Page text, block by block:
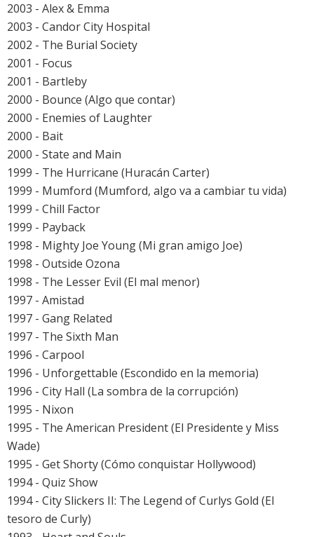
2003 - Alex & Emma
2003 - Candor City Hospital
2002 - The Burial Society
2001 - Focus
2001 - Bartleby
2000 - Bounce (Algo que contar)
2000 - Enemies of Laughter
2000 - Bait
2000 - State and Main
1999 - The Hurricane (Huracán Carter)
1999 - Mumford (Mumford, algo va a cambiar tu vida)
1999 - Chill Factor
1999 - Payback
1998 - Mighty Joe Young (Mi gran amigo Joe)
1998 - Outside Ozona
1998 - The Lesser Evil (El mal menor)
1997 - Amistad
1997 - Gang Related
1997 - The Sixth Man
1996 - Carpool
1996 - Unforgettable (Escondido en la memoria)
1996 - City Hall (La sombra de la corrupción)
1995 - Nixon
1995 - The American President (El Presidente y Miss
Wade)
1995 - Get Shorty (Cómo conquistar Hollywood)
1994 - Quiz Show
1994 - City Slickers II: The Legend of Curlys Gold (El
tesoro de Curly)